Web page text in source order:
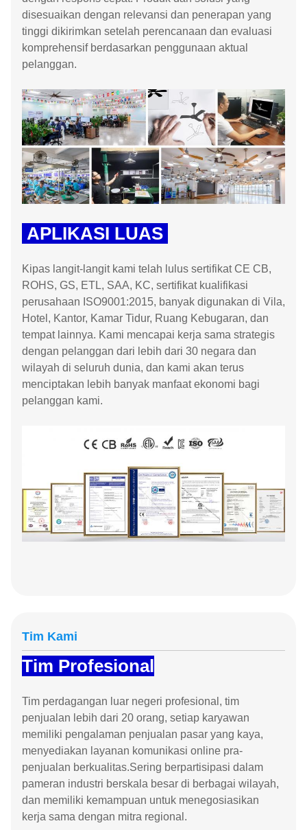
disesuaikan dengan relevansi dan penerapan yang
tinggi dikirimkan setelah perencanaan dan evaluasi
komprehensif berdasarkan penggunaan aktual
pelanggan.
APLIKASI LUAS
Kipas langit-langit kami telah lulus sertifikat CE CB,
ROHS, GS, ETL, SAA, KC, sertifikat kualifikasi
perusahaan ISO9001:2015, banyak digunakan di Vila,
Hotel, Kantor, Kamar Tidur, Ruang Kebugaran, dan
tempat lainnya. Kami mencapai kerja sama strategis
dengan pelanggan dari lebih dari 30 negara dan
wilayah di seluruh dunia, dan kami akan terus
menciptakan lebih banyak manfaat ekonomi bagi
pelanggan kami.
Tim Kami
Tim Profesional
Tim perdagangan luar negeri profesional, tim
penjualan lebih dari 20 orang, setiap karyawan
memiliki pengalaman penjualan pasar yang kaya,
menyediakan layanan komunikasi online pra-
penjualan berkualitas.Sering berpartisipasi dalam
pameran industri berskala besar di berbagai wilayah,
dan memiliki kemampuan untuk menegosiasikan
kerja sama dengan mitra regional.